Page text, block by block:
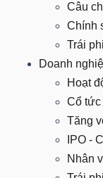
Câu
Chính
Trái
Doanh
Hoạt
Cổ tức
Tăng
IPO -
Nhân
ĐỘNG